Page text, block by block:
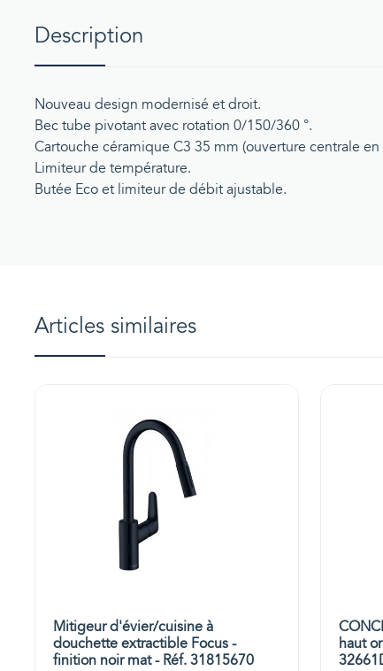
Description
Nouveau design modernisé et droit.
Bec tube pivotant avec rotation 0/150/360 °.
Cartouche céramique C3 35 mm (ouverture centrale en
Limiteur de température.
Butée Eco et limiteur de débit ajustable.
Articles similaires
Mitigeur d'évier/cuisine à
douchette extractible Focus -
finition noir mat - Réf. 31815670
haut